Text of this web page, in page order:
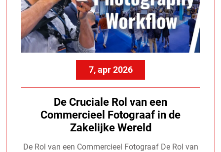
7, apr 2026
De Cruciale Rol van een
Commercieel Fotograaf in de
Zakelijke Wereld
De Rol van een Commercieel Fotograaf De Rol van